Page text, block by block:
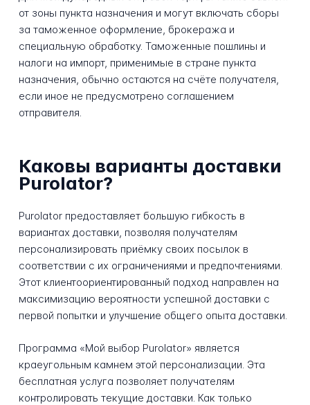
от зоны пункта назначения и могут включать сборы
за таможенное оформление, брокеража и
специальную обработку. Таможенные пошлины и
налоги на импорт, применимые в стране пункта
назначения, обычно остаются на счёте получателя,
если иное не предусмотрено соглашением
отправителя.
Каковы варианты доставки
Purolator?
Purolator предоставляет большую гибкость в
вариантах доставки, позволяя получателям
персонализировать приёмку своих посылок в
соответствии с их ограничениями и предпочтениями.
Этот клиентоориентированный подход направлен на
максимизацию вероятности успешной доставки с
первой попытки и улучшение общего опыта доставки.
Программа «Мой выбор Purolator» является
краеугольным камнем этой персонализации. Эта
бесплатная услуга позволяет получателям
контролировать текущие доставки. Как только